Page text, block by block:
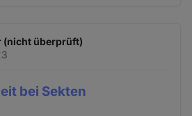
(nicht überprüft)
bei Sekten